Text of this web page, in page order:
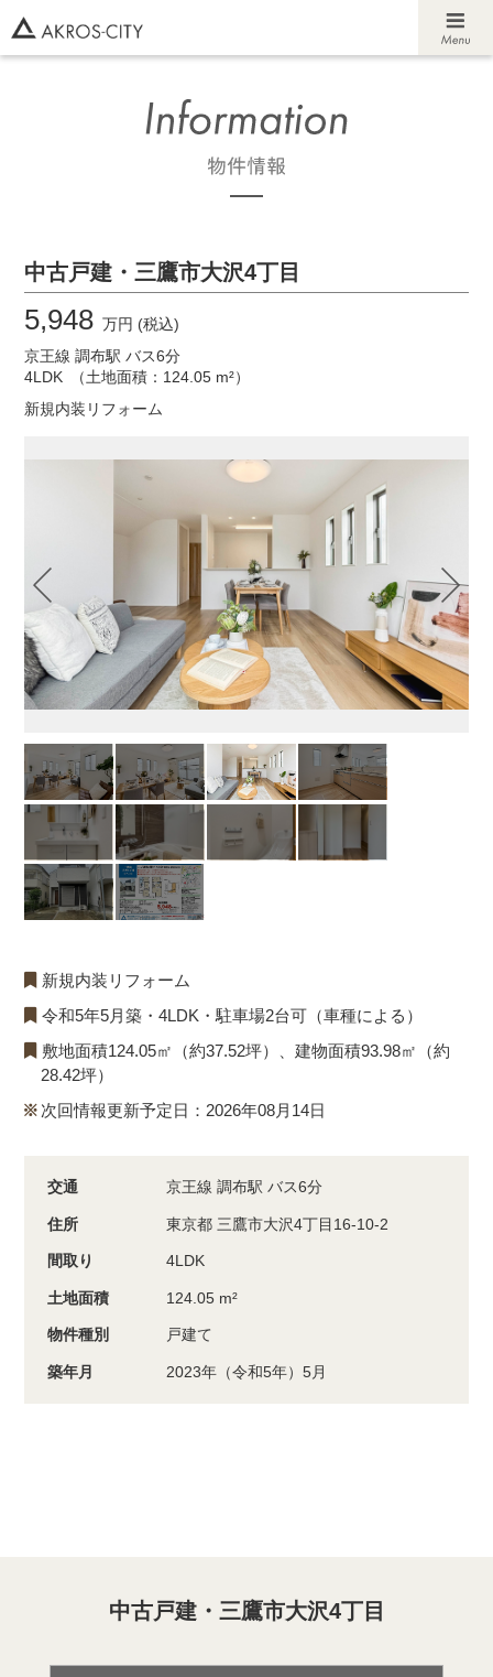
中古戸建・三鷹市大沢4丁目
5,948 万円 (税込)
京王線 調布駅 バス6分
4LDK
（土地面積：124.05 m²）
新規内装リフォーム
新規内装リフォーム
令和5年5月築・4LDK・駐車場2台可（車種による）
敷地面積124.05㎡（約37.52坪）、建物面積93.98㎡（約
28.42坪）
次回情報更新予定日：2026年08月14日
交通 京王線 調布駅 バス6分
住所 東京都 三鷹市大沢4丁目16-10-2
間取り 4LDK
土地面積 124.05 m²
物件種別 戸建て
築年月 2023年（令和5年）5月
中古戸建・三鷹市大沢4丁目